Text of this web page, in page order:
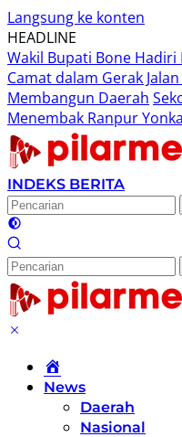
Langsung ke konten
HEADLINE
Wakil Bupati Bone Hadiri
Camat dalam Gerak
Membangun Daerah
Menembak Ranpur
INDEKS BERITA
News
Daerah
Nasional